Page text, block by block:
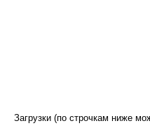
Загрузки (по строчкам ниже